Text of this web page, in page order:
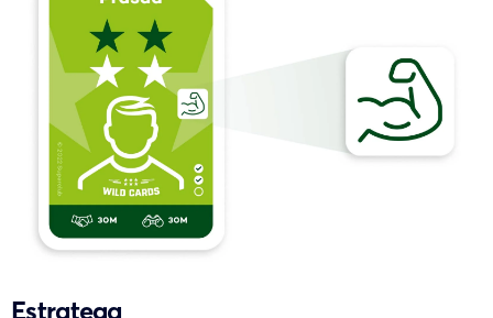
Estratega